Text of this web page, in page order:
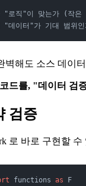
직"이 맞는가 (작은
이터"가 기대 범위
벽해도 소스 데이
드를, "데이터 검
검증
로 바로 구현할
functions as F